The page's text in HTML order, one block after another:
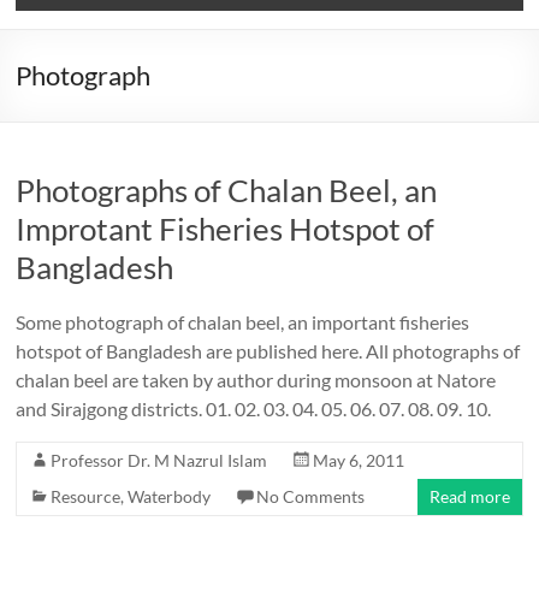
Photograph
Photographs of Chalan Beel, an
Improtant Fisheries Hotspot of
Bangladesh
Some photograph of chalan beel, an important fisheries
hotspot of Bangladesh are published here. All photographs of
chalan beel are taken by author during monsoon at Natore
and Sirajgong districts. 01. 02. 03. 04. 05. 06. 07. 08. 09. 10.
Professor Dr. M Nazrul Islam
May 6, 2011
Resource,Waterbody No Comments Read more